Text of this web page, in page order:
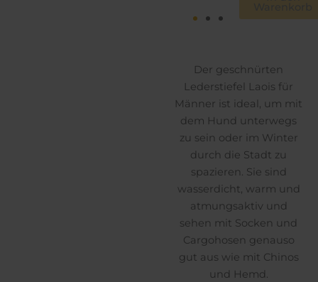
Der geschnürten
Lederstiefel Laois für
Männer ist ideal, um mit
dem Hund unterwegs
zu sein oder im Winter
durch die Stadt zu
spazieren. Sie sind
wasserdicht, warm und
atmungsaktiv und
sehen mit Socken und
Cargohosen genauso
gut aus wie mit Chinos
und Hemd.